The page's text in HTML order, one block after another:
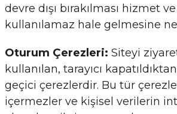
devre dışı bırakılması hizmet
kullanılamaz hale gelmesine
Oturum Çerezleri: Siteyi
kullanılan, tarayıcı
geçici çerezlerdir. Bu tür
içermezler ve kişisel verilerin